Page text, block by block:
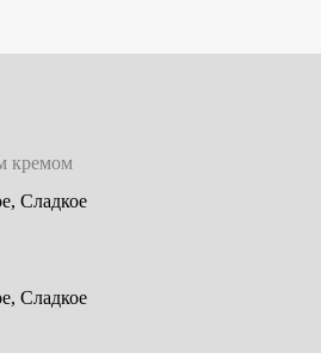
кремом
, Сладкое
, Сладкое